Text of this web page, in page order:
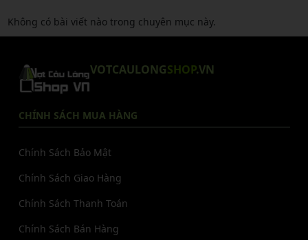
Không có bài viết nào trong chuyên mục này.
VOTCAULONGSHOP.VN
CHÍNH SÁCH MUA HÀNG
Chính Sách Bảo Mật
Chính Sách Giao Hàng
Chính Sách Thanh Toán
Chính Sách Bán Hàng